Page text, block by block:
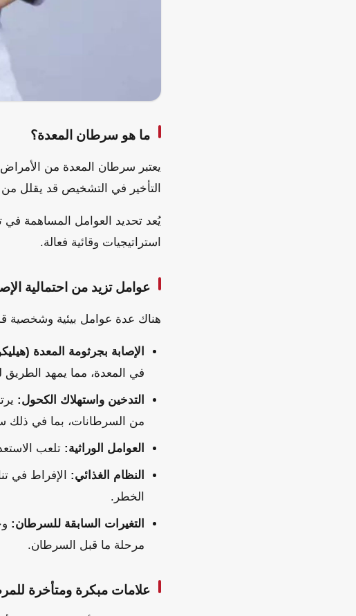
ما هو سرطان المعدة؟
يعتبر سرطان المعدة من
التأخير في التشخيص قد يقلل من
يُعد تحديد العوامل المساهمة في
استراتيجيات وقائية فعالة.
عوامل تزيد من احتمالية
هناك عدة عوامل بيئية وشخصية
الإصابة بجرثومة المعدة
في المعدة، مما يمهد
التدخين واستهلاك الكحول:
من السرطانات، بما في ذلك
العوامل الوراثية: تلعب
النظام الغذائي: الإفراط في
الخطر.
التغيرات السابقة للسرطان:
مرحلة ما قبل السرطان.
علامات مبكرة ومتأخرة